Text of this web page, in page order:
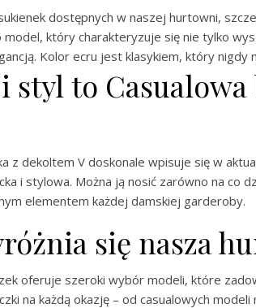
dostępnych w naszej hurtowni,
model, który charakteryzuje się nie tylko
Kolor ecru jest klasykiem, który nigdy
styl to
z dekoltem V doskonale wpisuje się w
i stylowa. Można ją nosić zarówno na co
elementem każdej damskiej garderoby.
się nasza
oferuje szeroki wybór modeli, które
na każdą okazję – od casualowych